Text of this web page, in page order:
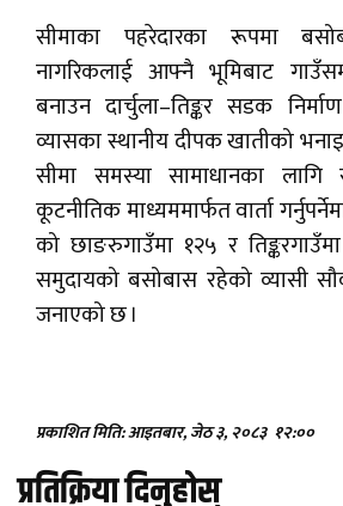
सीमाका पहरेदारका रूपमा
नागरिकलाई आफ्नै भूमिबाट
बनाउन दार्चुला–तिङ्कर सडक
व्यासका स्थानीय दीपक खातीको
सीमा समस्या सामाधानका
कूटनीतिक माध्यममार्फत वार्ता
को छाङरुगाउँमा १२५ र
समुदायको बसोबास रहेको व्यासी
जनाएको छ ।
प्रकाशित मिति: आइतबार, जेठ ३, २०८३ १२:००
प्रतिक्रिया दिनुहोस्